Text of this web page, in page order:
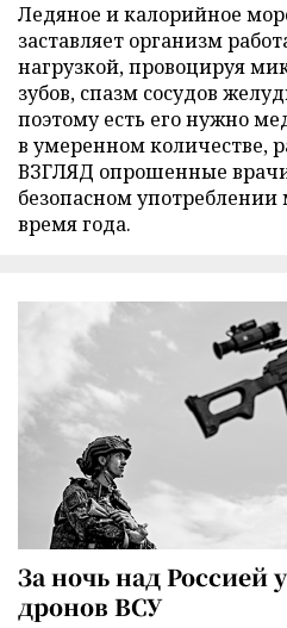
Ледяное и калорийное
заставляет организм
нагрузкой, провоцируя
зубов, спазм сосудов
поэтому есть его нужно
в умеренном количестве,
ВЗГЛЯД опрошенные
безопасном
время года.
За ночь над Россией
дронов ВСУ